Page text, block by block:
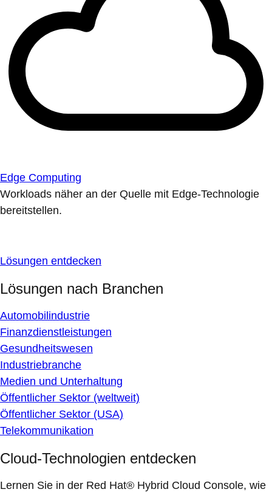
Edge Computing
Workloads näher an der Quelle mit Edge-Technologie
bereitstellen.
Lösungen entdecken
Lösungen nach Branchen
Automobilindustrie
Finanzdienstleistungen
Gesundheitswesen
Industriebranche
Medien und Unterhaltung
Öffentlicher Sektor (weltweit)
Öffentlicher Sektor (USA)
Telekommunikation
Cloud-Technologien entdecken
Lernen Sie in der Red Hat® Hybrid Cloud Console, wie